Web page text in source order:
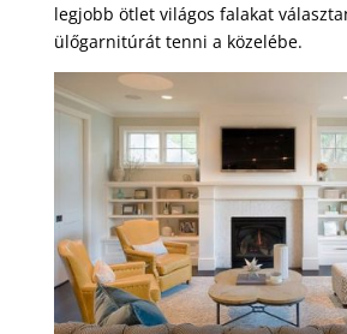
legjobb ötlet világos falakat
ülőgarnitúrát tenni a közelébe.